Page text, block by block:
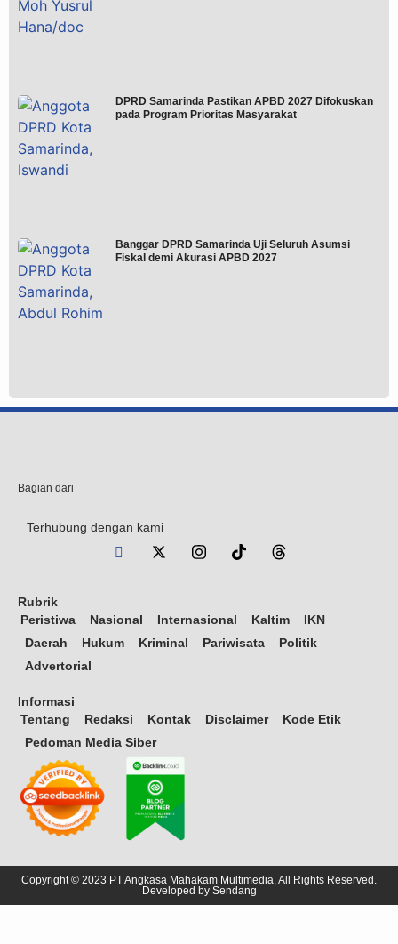
DPRD Samarinda Pastikan APBD 2027 Difokuskan
pada Program Prioritas Masyarakat
Banggar DPRD Samarinda Uji Seluruh Asumsi
Fiskal demi Akurasi APBD 2027
Bagian dari
Terhubung dengan kami
Rubrik
Peristiwa
Nasional Internasional Kaltim
IKN
Daerah
Hukum Kriminal Pariwisata
Politik
Advertorial
Informasi
Tentang
Redaksi Kontak Disclaimer
Kode Etik
Pedoman Media Siber
Copyright © 2023 PT Angkasa Mahakam Multimedia, All Rights Reserved.
Developed by Sendang